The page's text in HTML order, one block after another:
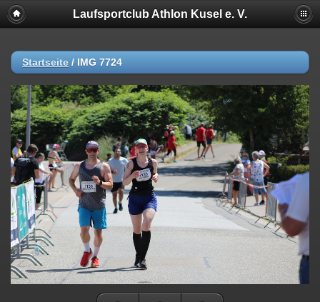
Laufsportclub Athlon Kusel e. V.
Startseite / IMG 7724